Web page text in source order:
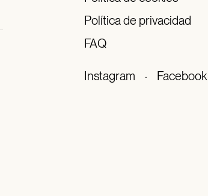
Política de privacidad
FAQ
Instagram · Facebook